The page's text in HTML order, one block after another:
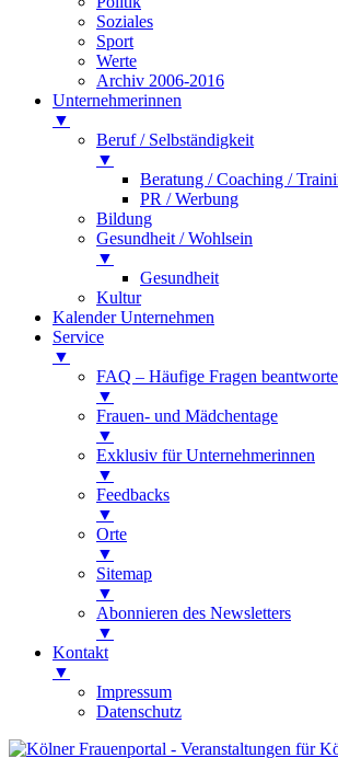
Soziales
Sport
Werte
Archiv 2006-2016
Unternehmerinnen
▼
Beruf / Selbständigkeit
▼
Beratung / Coaching /
PR / Werbung
Bildung
Gesundheit / Wohlsein
▼
Gesundheit
Kultur
Kalender Unternehmen
Service
▼
FAQ – Häufige Fragen
▼
Frauen- und Mädchentage
▼
Exklusiv für Unternehmerinnen
▼
Feedbacks
▼
Orte
▼
Sitemap
▼
Abonnieren des Newsletters
▼
Kontakt
▼
Impressum
Datenschutz